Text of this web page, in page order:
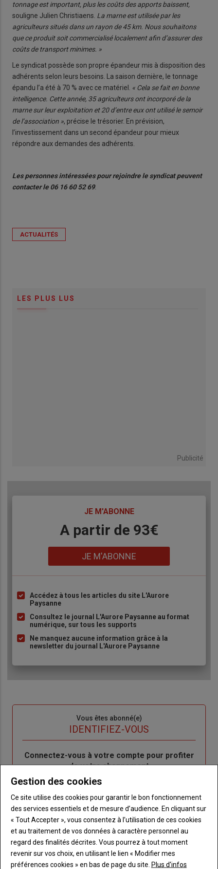
tonnage est important, plus les coûts des apports baissent,
souligne Julien Christiaens. La marne est utilisée par les
agriculteurs situés dans un rayon de 45 km. Nous souhaitons
que ce produit soit commercialisé localement afin d’assurer des
coûts de transport minimes. »
Le syndicat possède son propre épandeur mis à disposition des
adhérents selon leurs besoins. La saison dernière, le tonnage
épandu l’a été à 70 % avec ce matériel. « Cela se fait en bonne
intelligence. Cette année, 35 agriculteurs ont incorporé de la
marne sur leur exploitation et 20 d’entre eux ont utilisé le semoir
de l’association », précise le trésorier. En prévision,
l’investissement dans un second épandeur pour mieux
répondre aux demandes des adhérents.
Les personnes intéressées pour rejoindre le syndicat peuvent
contacter le 06 16 60 52 69.
ACTUALITÉS
LES PLUS LUS
Publicité
JE M'ABONNE
A partir de 93€
JE M'ABONNE
Liste
puce
Accédez à tous les articles du site L'Aurore
Paysanne
Consultez le journal L'Aurore Paysanne au format
numérique, sur tous les supports
Ne manquez aucune information grâce à la
newsletter du journal L'Aurore Paysanne
Vous êtes abonné(e)
IDENTIFIEZ-VOUS
Body
Connectez-vous à votre compte pour profiter
de votre abonnement
Lien
"Créer
un
nouveau
compte"
Je m'inscrit
Lien
"Réinitialiser
votre
mot
de
passe"
Réinitialiser votre mot de passe
Lien
"Je
me
connecte"
Je me connecte
Gestion des cookies
Ce site utilise des cookies pour garantir le bon fonctionnement
des services essentiels et de mesure d’audience. En cliquant sur
« Tout Accepter », vous consentez à l’utilisation de ces cookies
et au traitement de vos données à caractère personnel au
regard des finalités décrites. Vous pourrez à tout moment
revenir sur vos choix, en utilisant le lien « Modifier mes
préférences cookies » en bas de page du site. Plus d'infos